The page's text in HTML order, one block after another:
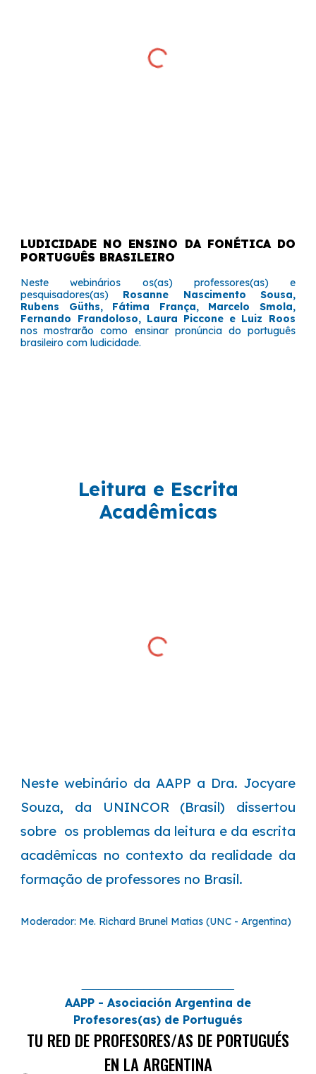
LUDICIDADE NO ENSINO DA FONÉTICA DO
PORTUGUÊS BRASILEIRO
Neste webinários os(as) professores(as) e
pesquisadores(as) Rosanne Nascimento Sousa,
Rubens Güths, Fátima França, Marcelo Smola,
Fernando Frandoloso, Laura Piccone e Luiz Roos
nos mostrarão como ensinar pronúncia do português
brasileiro com ludicidade.
Leitura e Escrita
Acadêmicas
Neste webinário da AAPP a Dra. Jocyare
Souza, da UNINCOR (Brasil) dissertou
sobre os problemas da leitura e da escrita
acadêmicas no contexto da realidade da
formação de professores no Brasil.
Moderador: Me. Richard Brunel Matias (UNC - Argentina)
AAPP - Asociación Argentina de
Profesores(as) de Portugués
TU RED DE PROFESORES/AS DE PORTUGUÉS
EN LA ARGENTINA